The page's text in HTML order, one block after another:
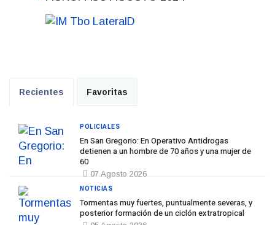
Recientes Favoritas
En San Gregorio: En Operativo Antidrogas
detienen a un hombre de 70 años y una mujer de
60
07 Agosto 2026
POLICIALES
Tormentas muy fuertes, puntualmente severas, y
posterior formación de un ciclón extratropical
NOTICIAS